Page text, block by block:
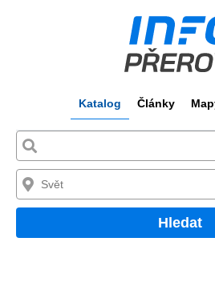
Katalog Články
Hledat